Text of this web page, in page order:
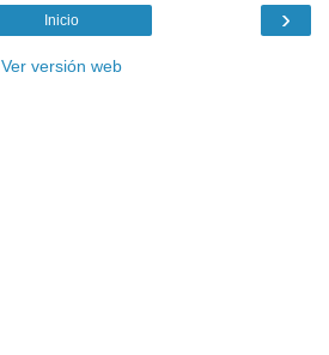
›
Inicio
Ver versión web